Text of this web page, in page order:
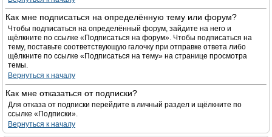
Как мне подписаться на определённую тему или форум?
Чтобы подписаться на определённый форум, зайдите на него и
щёлкните по ссылке «Подписаться на форум». Чтобы подписаться на
тему, поставьте соответствующую галочку при отправке ответа либо
щёлкните по ссылке «Подписаться на тему» на странице просмотра
темы.
Вернуться к началу
Как мне отказаться от подписки?
Для отказа от подписки перейдите в личный раздел и щёлкните по
ссылке «Подписки».
Вернуться к началу